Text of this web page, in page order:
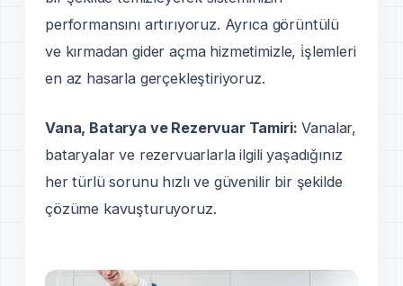
performansını artırıyoruz. Ayrıca görüntülü
ve kırmadan gider açma hizmetimizle, i̇şlemleri
en az hasarla gerçekleştiriyoruz.
Vana, Batarya ve Rezervuar Tamiri: Vanalar,
bataryalar ve rezervuarlarla ilgili yaşadığınız
her türlü sorunu hızlı ve güvenilir bir şekilde
çözüme kavuşturuyoruz.